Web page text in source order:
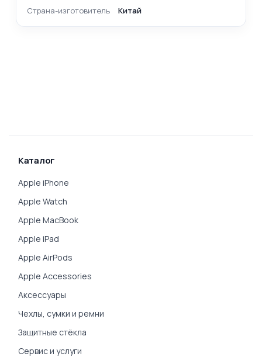
Страна-изготовитель
Китай
Каталог
Apple iPhone
Apple Watch
Apple MacBook
Apple iPad
Apple AirPods
Apple Accessories
Аксессуары
Чехлы, сумки и ремни
Защитные стёкла
Сервис и услуги